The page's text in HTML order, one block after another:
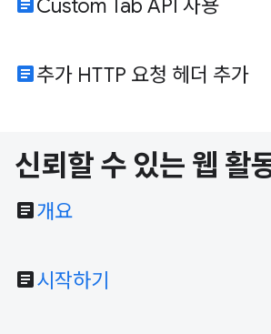
article Custom Tab API 사용
article추가 HTTP 요청 헤더 추가
신뢰할 수 있는 웹 활
article개요
article시작하기